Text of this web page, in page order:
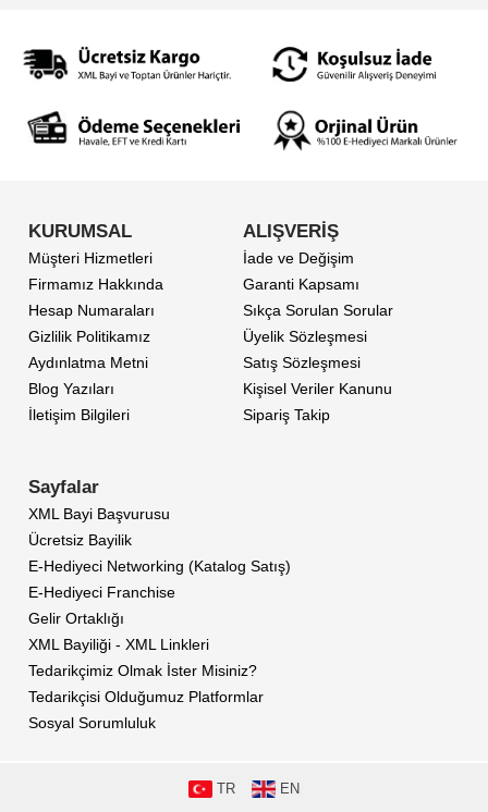
KURUMSAL
Müşteri Hizmetleri
Firmamız Hakkında
Hesap Numaraları
Gizlilik Politikamız
Aydınlatma Metni
Blog Yazıları
İletişim Bilgileri
ALIŞVERİŞ
İade ve Değişim
Garanti Kapsamı
Sıkça Sorulan Sorular
Üyelik Sözleşmesi
Satış Sözleşmesi
Kişisel Veriler Kanunu
Sipariş Takip
Sayfalar
XML Bayi Başvurusu
Ücretsiz Bayilik
E-Hediyeci Networking (Katalog Satış)
E-Hediyeci Franchise
Gelir Ortaklığı
XML Bayiliği - XML Linkleri
Tedarikçimiz Olmak İster Misiniz?
Tedarikçisi Olduğumuz Platformlar
Sosyal Sorumluluk
TR EN